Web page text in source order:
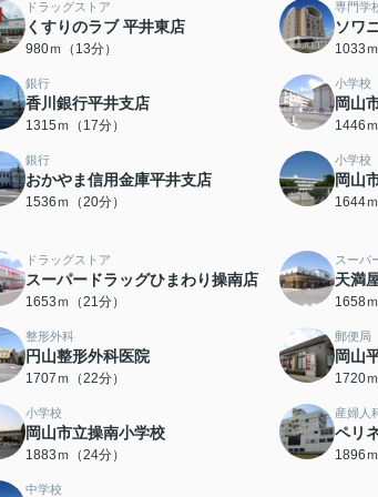
ドラッグストア
くすりのラブ 平井東店
980ｍ（13分）
専門学
ソワ
1033
銀行
香川銀行平井支店
1315ｍ（17分）
小学校
岡山
1446
銀行
おかやま信用金庫平井支店
1536ｍ（20分）
小学校
岡山
1644
ドラッグストア
スーパードラッグひまわり操南店
1653ｍ（21分）
スーパ
天満
1658
整形外科
円山整形外科医院
1707ｍ（22分）
郵便局
岡山
1720
小学校
岡山市立操南小学校
1883ｍ（24分）
産婦人
ペリ
1896
中学校